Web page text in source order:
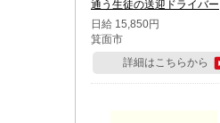
通う生徒の送迎ドライバー
日給 15,850円
箕面市
詳細はこちらから